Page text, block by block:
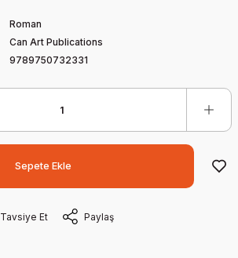
Roman
Can Art Publications
9789750732331
Sepete Ekle
Tavsiye Et Paylaş